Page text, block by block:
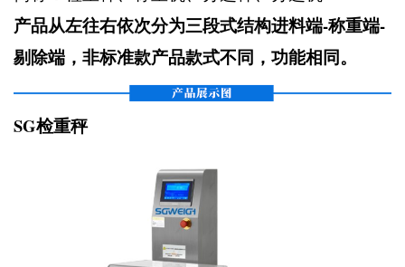
产品从左往右依次分为三段式结构进料端-称重端-
剔除端，非标准款产品款式不同，功能相同。
SG检重秤